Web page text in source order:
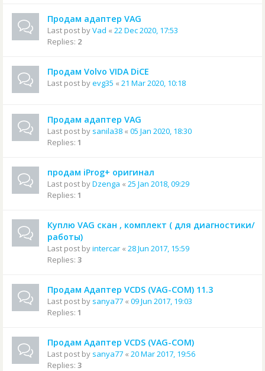
Продам адаптер VAG
Last post byVad « 22 Dec 2020, 17:53
Replies: 2
Продам Volvo VIDA DiCE
Last post byevg35 « 21 Mar 2020, 10:18
Продам адаптер VAG
Last post by sanila38 « 05 Jan 2020, 18:30
Replies: 1
продам iProg+ оригинал
Last post byDzenga « 25 Jan 2018, 09:29
Replies: 1
Куплю VAG скан , комплект ( для диагностики/
работы)
Last post byintercar « 28 Jun 2017, 15:59
Replies: 3
Продам Адаптер VCDS (VAG-COM) 11.3
Last post by sanya77 « 09 Jun 2017, 19:03
Replies: 1
Продам Адаптер VCDS (VAG-COM)
Last post by sanya77 « 20 Mar 2017, 19:56
Replies: 3